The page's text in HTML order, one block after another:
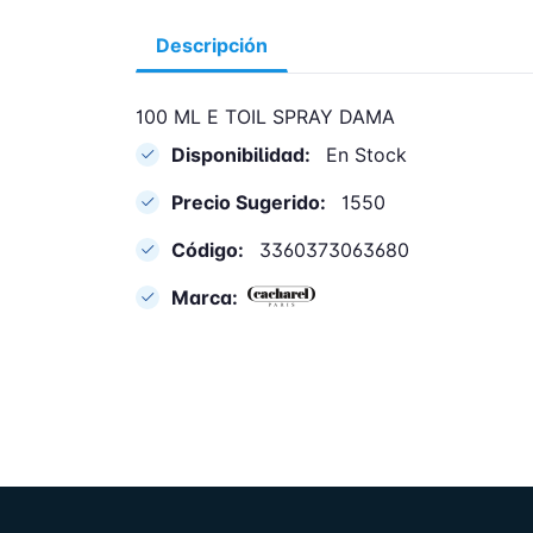
Descripción
100 ML E TOIL SPRAY DAMA
Disponibilidad:
En Stock
Precio Sugerido:
1550
Código:
3360373063680
Marca: